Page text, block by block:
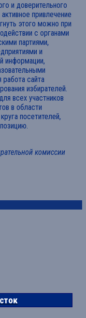
и доверительного
привлечение
этого можно при
с органами
партиями,
и
информации,
сайта
избирателей.
всех участников
в области
посетителей,
комиссии